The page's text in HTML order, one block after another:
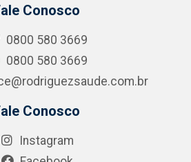
Conosco
0800 580 3669
0800 580 3669
Conosco
Instagram